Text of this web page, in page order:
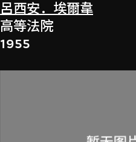
呂西安．埃爾韋
高等法院
1955